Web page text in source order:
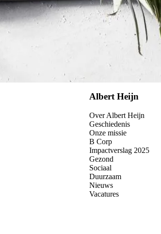
Albert Heijn
Over Albert Heijn
Geschiedenis
Onze missie
B Corp
Impactverslag 2025
Gezond
Sociaal
Duurzaam
Nieuws
Vacatures